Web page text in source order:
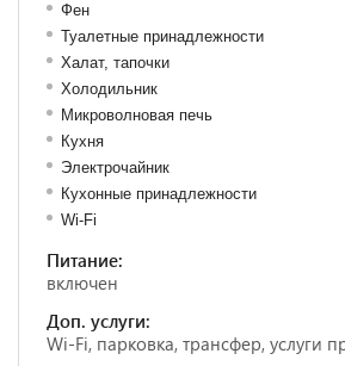
Фен
Туалетные принадлежности
Халат, тапочки
Холодильник
Микроволновая печь
Кухня
Электрочайник
Кухонные принадлежности
Wi-Fi
Питание:
включен
Доп. услуги:
Wi-Fi, парковка, трансфер, услуги